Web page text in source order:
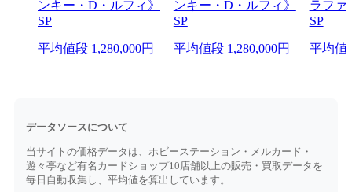
平均値段 1,280,000円 平均値段1,280,000円 平均値
データソースについて
当サイトの価格データは、ホビーステーション・メルカード・
遊々亭など有名カードショップ10店舗以上の販売・買取データを
毎日自動収集し、平均値を算出しています。